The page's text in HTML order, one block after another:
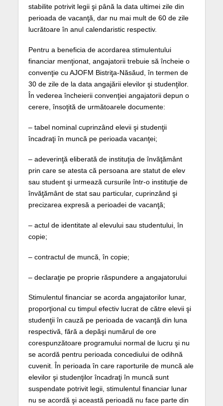
stabilite potrivit legii şi până la data ultimei zile din
perioada de vacanţă, dar nu mai mult de 60 de zile
lucrătoare în anul calendaristic respectiv.
Pentru a beneficia de acordarea stimulentului
financiar menţionat, angajatorii trebuie să încheie o
convenţie cu AJOFM Bistriţa-Năsăud, în termen de
30 de zile de la data angajării elevilor şi studenţilor.
În vederea încheierii convenţiei angajatorii depun o
cerere, însoţită de următoarele documente:
– tabel nominal cuprinzând elevii şi studenţii
încadraţi în muncă pe perioada vacanţei;
– adeverinţă eliberată de instituţia de învăţământ
prin care se atesta că persoana are statut de elev
sau student şi urmează cursurile într-o instituţie de
învăţământ de stat sau particular, cuprinzând şi
precizarea expresă a perioadei de vacanţă;
– actul de identitate al elevului sau studentului, în
copie;
– contractul de muncă, în copie;
– declaraţie pe proprie răspundere a angajatorului
Stimulentul financiar se acorda angajatorilor lunar,
proporţional cu timpul efectiv lucrat de către elevii şi
studenţii în cauză pe perioada de vacanţă din luna
respectivă, fără a depăşi numărul de ore
corespunzătoare programului normal de lucru şi nu
se acordă pentru perioada concediului de odihnă
cuvenit. În perioada în care raporturile de muncă ale
elevilor şi studenţilor încadraţi în muncă sunt
suspendate potrivit legii, stimulentul financiar lunar
nu se acordă şi această perioadă nu face parte din